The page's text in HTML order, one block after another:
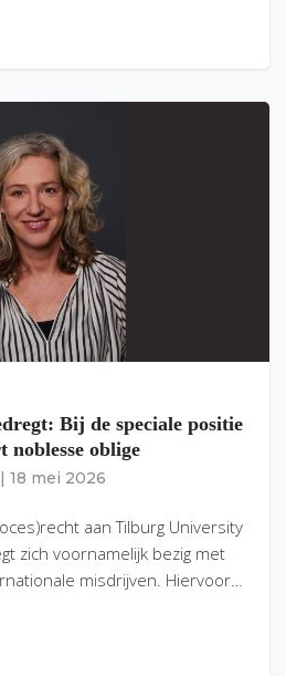
Bij de speciale positie
noblesse oblige
18 mei 2026
aan Tilburg University
zich voornamelijk bezig met
misdrijven. Hiervoor…